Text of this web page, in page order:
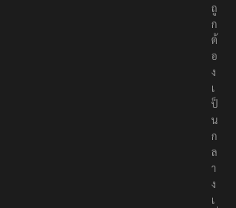
ง
ถู
ก
ต้
อ
ง
เ
ป็
น
ก
ล
า
ง